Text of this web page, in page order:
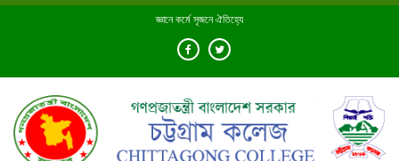
Skip
জ্ঞানে কর্মে সৃজনে ঐতিহ্যে